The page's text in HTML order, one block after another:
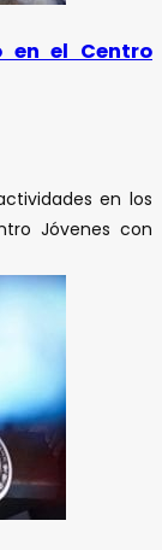
en el Centro
en los
Jóvenes con